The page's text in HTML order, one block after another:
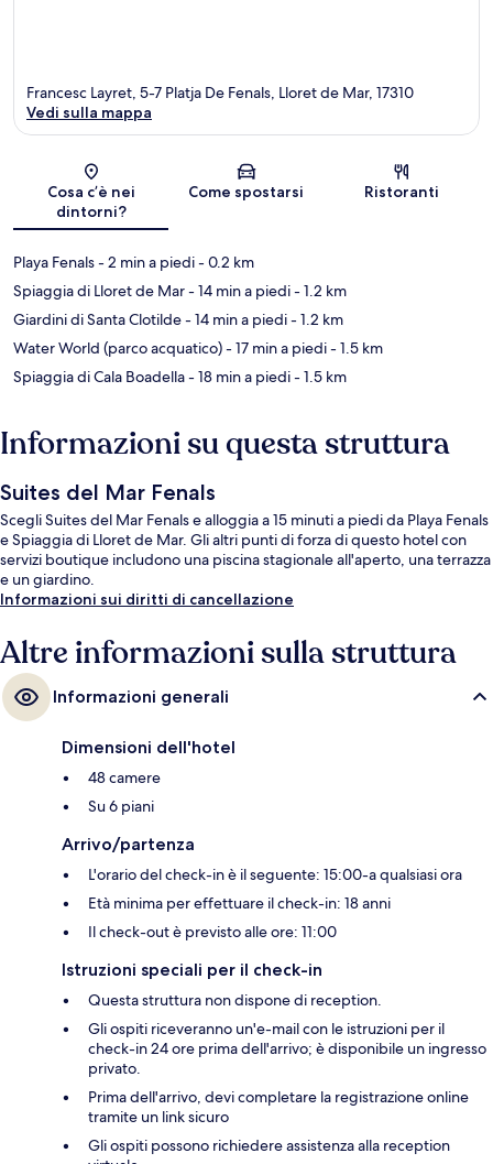
Mappa
Francesc Layret, 5-7 Platja De Fenals, Lloret de Mar, 17310
Vedi sulla mappa
Cosa c’è nei
dintorni?
Come spostarsi Ristoranti
Playa Fenals- 2 min a piedi- 0.2 km
Spiaggia di Lloret de Mar- 14 min a piedi- 1.2 km
Giardini di Santa Clotilde- 14 min a piedi- 1.2 km
Water World (parco acquatico)- 17 min a piedi- 1.5 km
Spiaggia di Cala Boadella- 18 min a piedi- 1.5 km
Informazioni su questa struttura
Suites del Mar Fenals
Scegli Suites del Mar Fenals e alloggia a 15 minuti a piedi da Playa Fenals
e Spiaggia di Lloret de Mar. Gli altri punti di forza di questo hotel con
servizi boutique includono una piscina stagionale all'aperto, una terrazza
e un giardino.
Informazioni sui diritti di cancellazione
Altre informazioni sulla struttura
Informazioni generali
Dimensioni dell'hotel
48 camere
Su 6 piani
Arrivo/partenza
L'orario del check-in è il seguente: 15:00-a qualsiasi ora
Età minima per effettuare il check-in: 18 anni
Il check-out è previsto alle ore: 11:00
Istruzioni speciali per il check-in
Questa struttura non dispone di reception.
Gli ospiti riceveranno un'e-mail con le istruzioni per il
check-in 24 ore prima dell'arrivo; è disponibile un ingresso
privato.
Prima dell'arrivo, devi completare la registrazione online
tramite un link sicuro
Gli ospiti possono richiedere assistenza alla reception